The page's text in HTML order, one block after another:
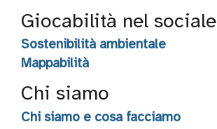
Giocabilità nel sociale
Sostenibilità ambientale
Mappabilità
Chi siamo
Chi siamo e cosa facciamo